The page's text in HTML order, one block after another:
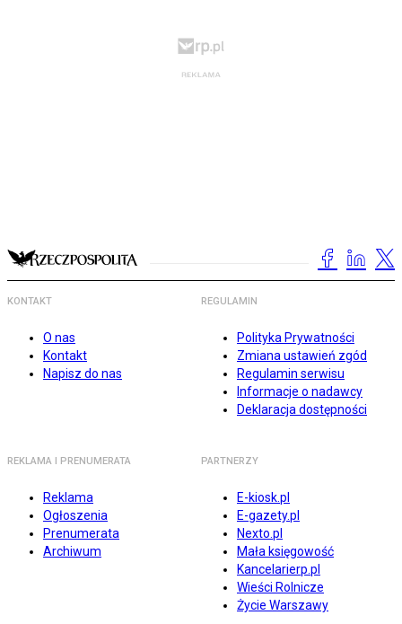
KONTAKT
O nas
Kontakt
Napisz do nas
REGULAMIN
Polityka Prywatności
Zmiana ustawień zgód
Regulamin serwisu
Informacje o nadawcy
Deklaracja dostępności
REKLAMA I PRENUMERATA
Reklama
Ogłoszenia
Prenumerata
Archiwum
PARTNERZY
E-kiosk.pl
E-gazety.pl
Nexto.pl
Mała księgowość
Kancelarierp.pl
Wieści Rolnicze
Życie Warszawy